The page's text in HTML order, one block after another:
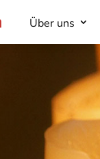
Über uns
Über uns